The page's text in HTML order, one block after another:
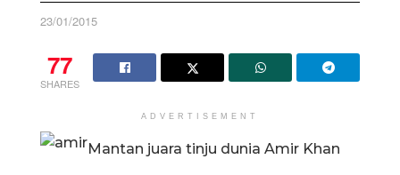
23/01/2015
77
SHARES
ADVERTISEMENT
Mantan juara tinju dunia Amir Khan